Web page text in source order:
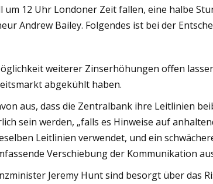
um 12 Uhr Londoner Zeit fallen, eine halbe
Andrew Bailey. Folgendes ist bei der
weiterer Zinserhöhungen offen
abgekühlt haben.
aus, dass die Zentralbank ihre Leitlinien
sein werden, „falls es Hinweise auf
Leitlinien verwendet, und ein
Verschiebung der Kommunikation
Jeremy Hunt sind besorgt über das